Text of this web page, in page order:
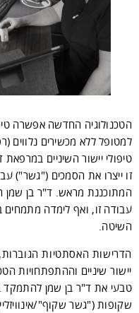
הטכנולוגיה החדשה אפשרה
למטופל ללא מכשירים נלווים
טיפולי יישור השיניים
זו ייצרו את הסמכים ("גשר")
המתוכננת מראש. ד"ר בן שמן
עבודה זו, ואף לימדה מתמחים
השיטה.
הדרישות האסתטיות
יישור שיניים וההתפתחויות
טבעי את ד"ר בן שמן להתמקד
שקופות ("גשר שקוף"/